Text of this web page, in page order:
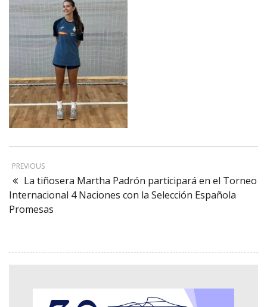
PREVIOUS
La tiñosera Martha Padrón participará en el Torneo
Internacional 4 Naciones con la Selección Española
Promesas